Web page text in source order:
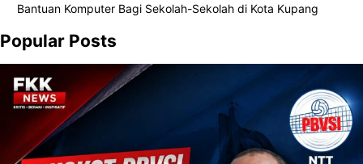
Bantuan Komputer Bagi Sekolah-Sekolah di Kota Kupang
Popular Posts